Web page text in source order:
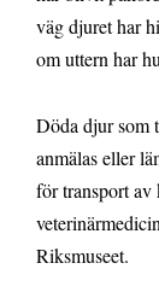
väg djuret har
om uttern har
Döda djur som
anmälas eller
för transport
Riksmuseet.